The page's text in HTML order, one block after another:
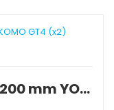
ZE-008BW/Rotules pour 200 mm YOKOMO GT4 (x2) OCCASION.